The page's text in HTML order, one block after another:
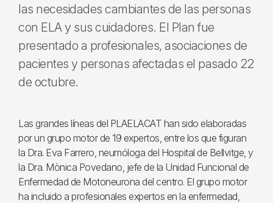
las necesidades cambiantes de las personas
con ELA y sus cuidadores. El Plan fue
presentado a profesionales, asociaciones de
pacientes y personas afectadas el pasado 22
de octubre.
Las grandes líneas del PLAELACAT han sido elaboradas
por un grupo motor de 19 expertos, entre los que figuran
la Dra. Eva Farrero, neumóloga del Hospital de Bellvitge, y
la Dra. Mònica Povedano, jefe de la Unidad Funcional de
Enfermedad de Motoneurona del centro. El grupo motor
ha incluido a profesionales expertos en la enfermedad,